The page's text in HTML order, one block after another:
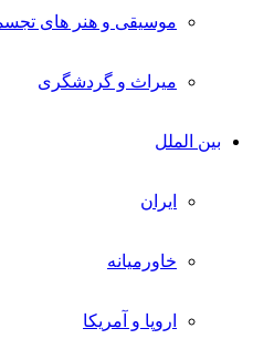
موسیقی و هنر های
میراث و گردشگری
بین الملل
ایران
خاورمیانه
اروپا و آمریکا